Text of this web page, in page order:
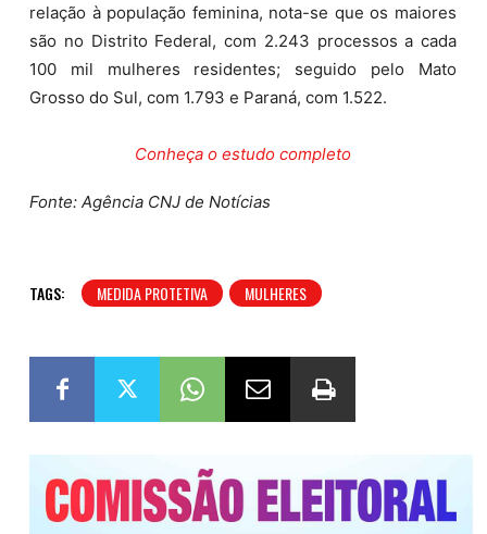
relação à população feminina, nota-se que os maiores
são no Distrito Federal, com 2.243 processos a cada
100 mil mulheres residentes; seguido pelo Mato
Grosso do Sul, com 1.793 e Paraná, com 1.522.
Conheça o estudo completo
Fonte: Agência CNJ de Notícias
TAGS: MEDIDA PROTETIVA MULHERES